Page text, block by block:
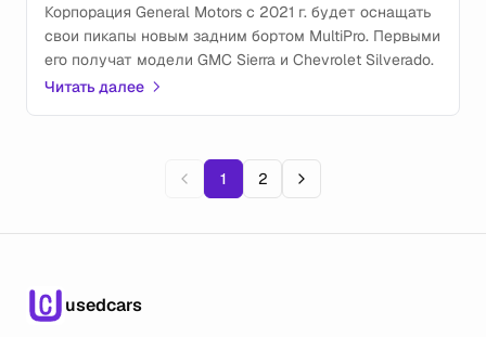
Корпорация General Motors с 2021 г. будет оснащать
свои пикапы новым задним бортом MultiPro. Первыми
его получат модели GMC Sierra и Chevrolet Silverado.
Читать далее
1 2
usedcars